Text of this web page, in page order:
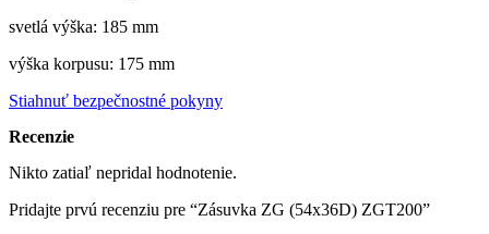
svetlá výška: 185 mm
výška korpusu: 175 mm
Stiahnuť bezpečnostné pokyny
Recenzie
Nikto zatiaľ nepridal hodnotenie.
Pridajte prvú recenziu pre “Zásuvka ZG (54x36D) ZGT200”